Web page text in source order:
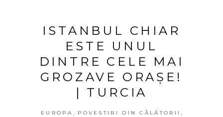
ISTANBUL CHIAR
ESTE UNUL
DINTRE CELE MAI
GROZAVE ORAȘE!
| TURCIA
EUROPA POVESTIRI DIN CĂLĂTORII